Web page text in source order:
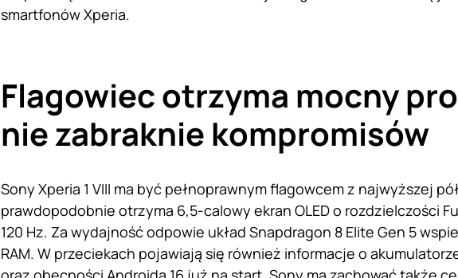
smartfonów Xperia.
Flagowiec otrzyma mocny
nie zabraknie kompromisów
Sony Xperia 1 VIII ma być pełnoprawnym flagowcem z najwyższej
prawdopodobnie otrzyma 6,5-calowy ekran OLED o rozdzielczości
120 Hz. Za wydajność odpowie układ Snapdragon 8 Elite Gen 5
RAM. W przeciekach pojawiają się również informacje o